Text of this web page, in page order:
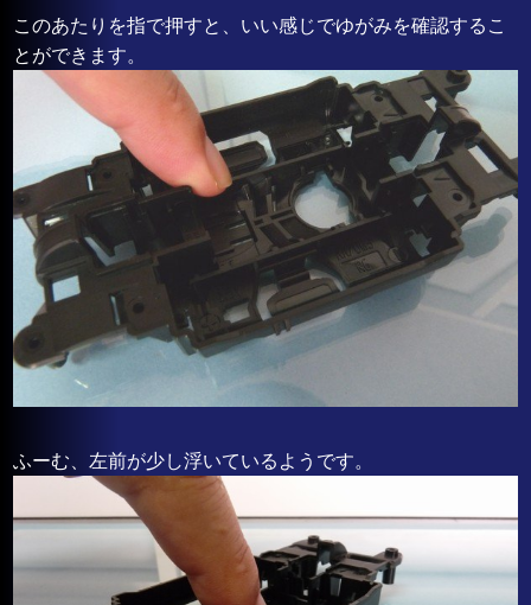
このあたりを指で押すと、いい感じでゆがみを確認するこ
とができます。
ふーむ、左前が少し浮いているようです。